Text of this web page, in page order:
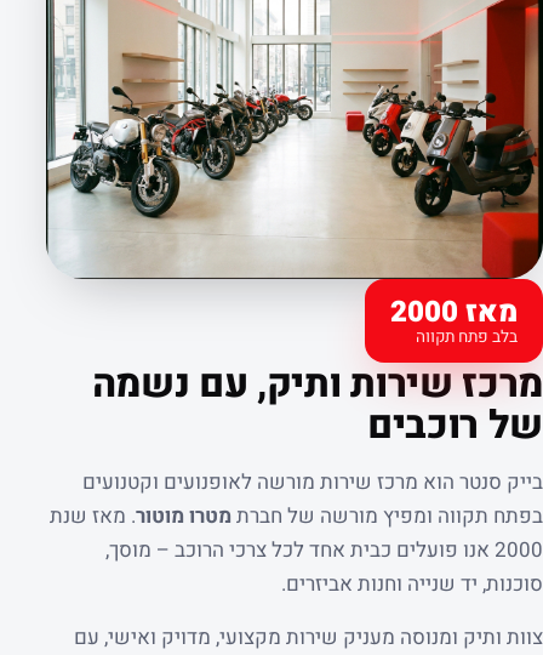
מאז 2000
בלב פתח תקווה
קצת עלינו
מרכז שירות ותיק, עם נשמה
של רוכבים
בייק סנטר הוא מרכז שירות מורשה לאופנועים וקטנועים
בפתח תקווה ומפיץ מורשה של חברת מטרו מוטור. מאז שנת
2000 אנו פועלים כבית אחד לכל צרכי הרוכב – מוסך,
סוכנות, יד שנייה וחנות אביזרים.
צוות ותיק ומנוסה מעניק שירות מקצועי, מדויק ואישי, עם